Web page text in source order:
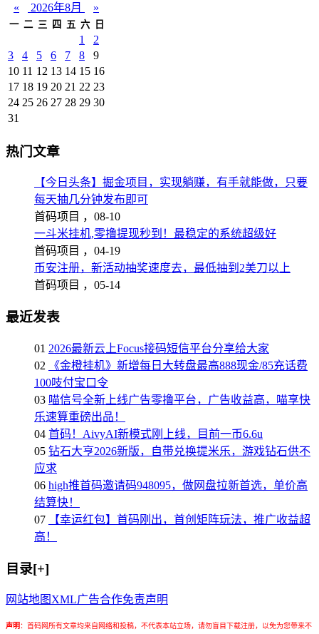
« 2026年8月 »
一 二 三 四 五 六 日
1
2
3
4 5 6 7 8
9
10 11 12 13 14 15 16
17 18 19 20 21 22 23
24 25 26 27 28 29 30
31
热门文章
【今日头条】掘金项目，实现躺赚，有手就能做，只要
每天抽几分钟发布即可
首码项目 ， 08-10
一斗米挂机,零撸提现秒到！最稳定的系统超级好
首码项目 ， 04-19
币安注册，新活动抽奖速度去，最低抽到2美刀以上
首码项目 ， 05-14
最近发表
01 2026最新云上Focus接码短信平台分享给大家
02
《金橙挂机》新增每日大转盘最高888现金/85充话费
100吱付宝口令
03 喵信号全新上线广告零撸平台，广告收益高，喵享快
乐速算重磅出品！
04 首码！AivyAI新模式刚上线，目前一币6.6u
05 钻石大亨2026新版，自带兑换提米乐，游戏钻石供不
应求
06 high推首码邀请码948095，做网盘拉新首选，单价高
结算快！
07
【幸运红包】首码刚出，首创矩阵玩法，推广收益超
高！
目录[+]
网站地图 XML广告合作免责声明
声明： 首码网所有文章均来自网络和投稿，不代表本站立场，请勿盲目下载注册，以免为您带来不